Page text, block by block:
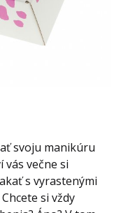
svoju manikúru
večne si
s vyrastenými
si vždy